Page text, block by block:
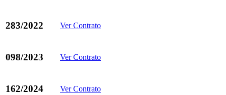
283/2022 Ver Contrato
098/2023 Ver Contrato
162/2024 Ver Contrato